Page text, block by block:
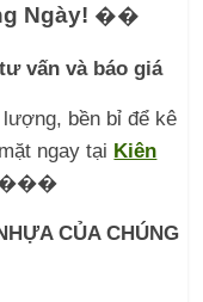
Ngày! ��
vấn và báo giá
bền bỉ để kê
ngay tại Kiên
CỦA CHÚNG